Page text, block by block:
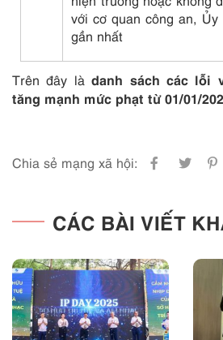
với cơ quan công an,
gần nhất
Trên đây làdanh sách các lỗi
tăng mạnh mức phạt từ 01/01/
Chia sẻ mạng xã hội:
CÁC BÀI VIẾT